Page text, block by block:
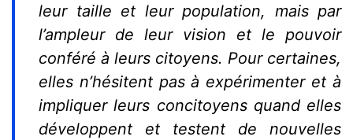
leur taille et leur population, mais par
l’ampleur de leur vision et le pouvoir
conféré à leurs citoyens. Pour certaines,
elles n’hésitent pas à expérimenter et à
impliquer leurs concitoyens quand elles
développent et testent de nouvelles